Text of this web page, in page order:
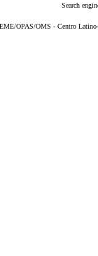
Search
OPAS/OMS - Centro Latino-